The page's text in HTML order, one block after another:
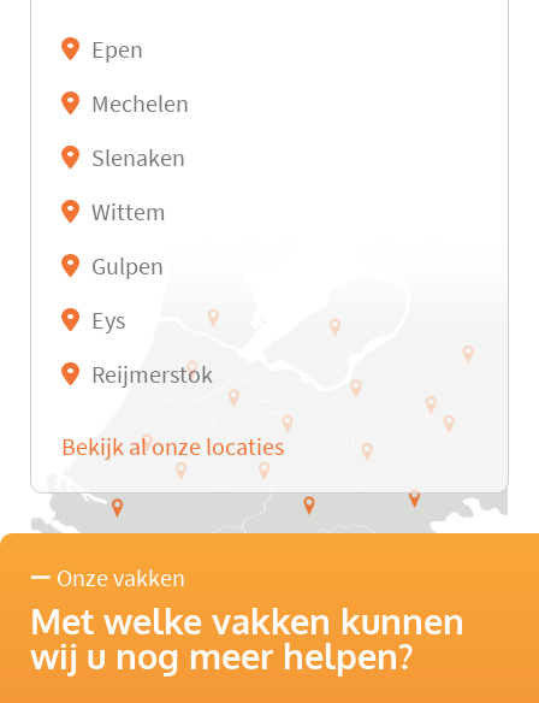
Epen
Mechelen
Slenaken
Wittem
Gulpen
Eys
Reijmerstok
Bekijk al onze locaties
Onze vakken
Met welke vakken kunnen
wij u nog meer helpen?